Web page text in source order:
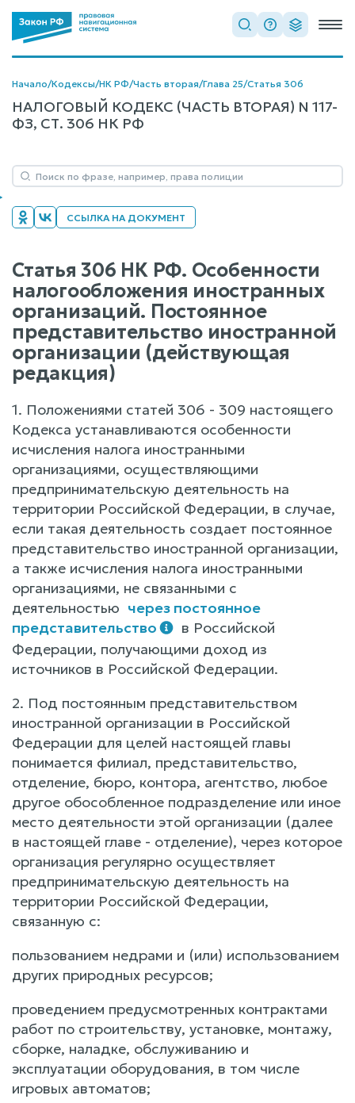
Начало/Кодексы/НК РФ/Часть вторая/Глава 25/Статья 306
НАЛОГОВЫЙ КОДЕКС (ЧАСТЬ ВТОРАЯ) N 117-
ФЗ, СТ. 306 НК РФ
ССЫЛКА НА ДОКУМЕНТ
Статья 306 НК РФ. Особенности
налогообложения иностранных
организаций. Постоянное
представительство иностранной
организации (действующая
редакция)
1. Положениями статей 306 - 309 настоящего
Кодекса устанавливаются особенности
исчисления налога иностранными
организациями, осуществляющими
предпринимательскую деятельность на
территории Российской Федерации, в случае,
если такая деятельность создает постоянное
представительство иностранной организации,
а также исчисления налога иностранными
организациями, не связанными с
деятельностью через постоянное
представительство
в Российской
Федерации, получающими доход из
источников в Российской Федерации.
2. Под постоянным представительством
иностранной организации в Российской
Федерации для целей настоящей главы
понимается филиал, представительство,
отделение, бюро, контора, агентство, любое
другое обособленное подразделение или иное
место деятельности этой организации (далее
в настоящей главе - отделение), через которое
организация регулярно осуществляет
предпринимательскую деятельность на
территории Российской Федерации,
связанную с:
пользованием недрами и (или) использованием
других природных ресурсов;
проведением предусмотренных контрактами
работ по строительству, установке, монтажу,
сборке, наладке, обслуживанию и
эксплуатации оборудования, в том числе
игровых автоматов;